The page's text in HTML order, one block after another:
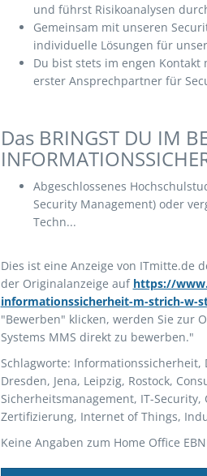
und führst Risikoanalysen
Gemeinsam mit unseren
individuelle Lösungen für
Du bist stets im engen
erster Ansprechpartner für
Das BRINGST DU IM
Abgeschlossenes
Security Management) oder
Techn...
Dies ist eine Anzeige von ITmitte.de
der Originalanzeige auf https://
informationssicherheit-m-strich-w-
"Bewerben" klicken, werden Sie zur
Systems MMS direkt zu bewerben."
Schlagworte: Informationssicherheit,
Dresden, Jena, Leipzig, Rostock,
Sicherheitsmanagement, IT-Security,
Zertifizierung, Internet of Things,
Keine Angaben zum Home Office